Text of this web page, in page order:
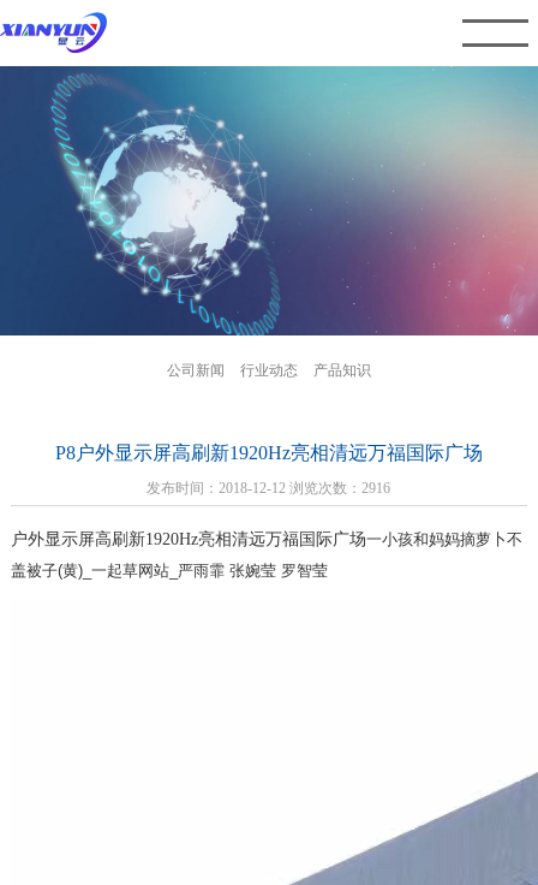
公司新闻 行业动态 产品知识
P8户外显示屏高刷新1920Hz亮相清远万福国际广场
发布时间：2018-12-12 浏览次数：2916
户外显示屏高刷新1920Hz亮相清远万福国际广场一小孩和妈妈摘萝卜不
盖被子(黄)_一起草网站_严雨霏 张婉莹 罗智莹